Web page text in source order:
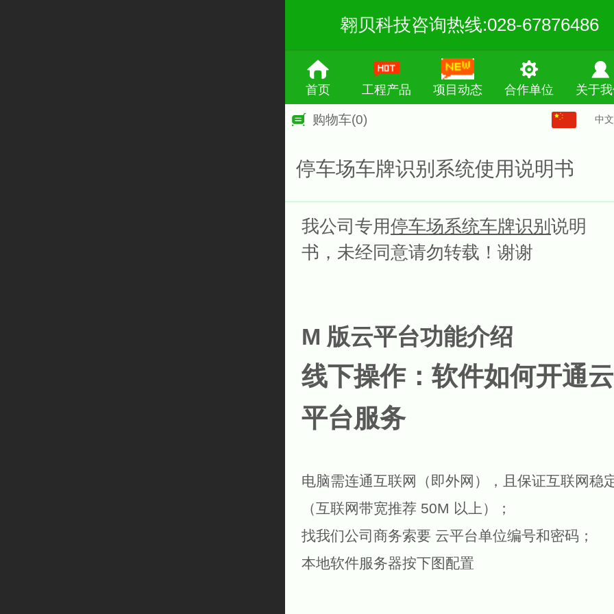
翱贝科技咨询热线:028-67876486
首页 工程产品 项目动态 合作单位 关于
购物车(0) 中文
停车场车牌识别系统使用说明书
我公司专用停车场系统车牌识别 说明
书，未经同意请勿转载！谢谢
M 版云平台功能介绍
线下操作：软件如何开通云
平台服务
电脑需连通互联网 （即外网 ）
，且保证互联网稳
（互联网带宽推荐 50M 以上 ）
；
找我们公司商务索要 云平台单位编号和密码；
本地软件服务器按下图配置